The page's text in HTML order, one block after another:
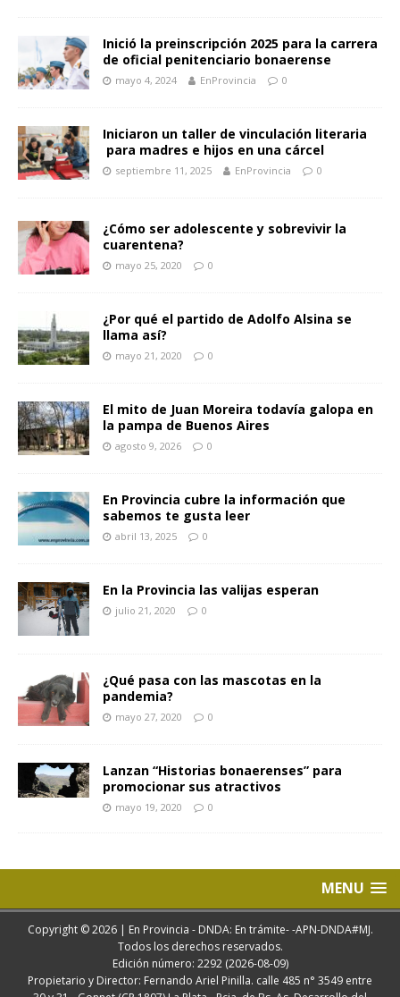
Inició la preinscripción 2025 para la carrera
de oficial penitenciario bonaerense
mayo 4, 2024 EnProvincia 0
Iniciaron un taller de vinculación literaria
para madres e hijos en una cárcel
septiembre 11, 2025 EnProvincia 0
¿Cómo ser adolescente y sobrevivir la
cuarentena?
mayo 25, 2020 0
¿Por qué el partido de Adolfo Alsina se
llama así?
mayo 21, 2020 0
El mito de Juan Moreira todavía galopa en
la pampa de Buenos Aires
agosto 9, 2026 0
En Provincia cubre la información que
sabemos te gusta leer
abril 13, 2025 0
En la Provincia las valijas esperan
julio 21, 2020 0
¿Qué pasa con las mascotas en la
pandemia?
mayo 27, 2020 0
Lanzan “Historias bonaerenses” para
promocionar sus atractivos
mayo 19, 2020 0
MENU
Copyright © 2026 | En Provincia - DNDA: En trámite- -APN-DNDA#MJ.
Todos los derechos reservados.
Edición número: 2292 (2026-08-09)
Propietario y Director: Fernando Ariel Pinilla. calle 485 n° 3549 entre